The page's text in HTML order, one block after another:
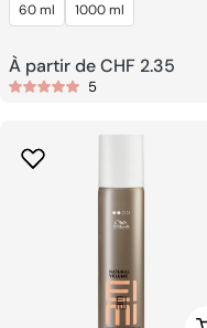
60 ml 1000 ml
Prix
À partir de CHF 2.35
5